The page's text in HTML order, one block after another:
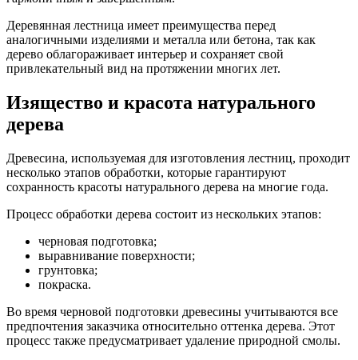
Деревянная лестница имеет преимущества перед
аналогичными изделиями и металла или бетона, так как
дерево облагораживает интерьер и сохраняет свой
привлекательный вид на протяжении многих лет.
Изящество и красота натурального
дерева
Древесина, используемая для изготовления лестниц, проходит
несколько этапов обработки, которые гарантируют
сохранность красоты натурального дерева на многие года.
Процесс обработки дерева состоит из нескольких этапов:
черновая подготовка;
выравнивание поверхности;
грунтовка;
покраска.
Во время черновой подготовки древесины учитываются все
предпочтения заказчика относительно оттенка дерева. Этот
процесс также предусматривает удаление природной смолы.